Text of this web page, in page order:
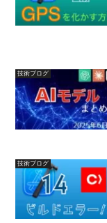
技術ブログ
技術ブログ